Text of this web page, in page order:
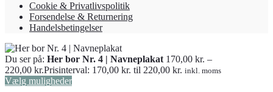
Cookie & Privatlivspolitik
Forsendelse & Returnering
Handelsbetingelser
Du ser på: Her bor Nr. 4 | Navneplakat 170,00 kr. –
220,00 kr.Prisinterval: 170,00 kr. til 220,00 kr. inkl. moms
Vælg muligheder